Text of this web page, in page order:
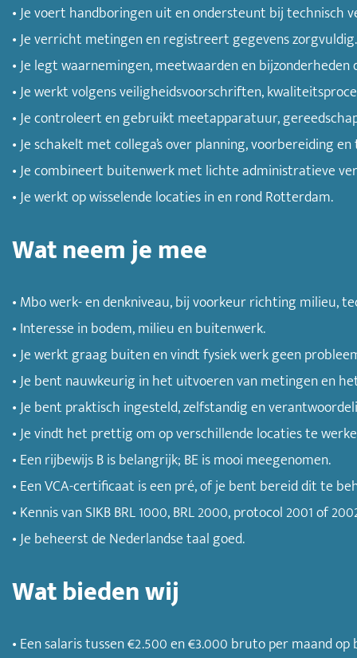
• Je voert handboringen uit en ondersteunt bij technisch
• Je verricht metingen en registreert gegevens zorgvuldig.
• Je legt waarnemingen, meetwaarden en
• Je werkt volgens veiligheidsvoorschriften,
• Je controleert en gebruikt meetapparatuur,
• Je schakelt met collega’s over planning, voorbereiding
• Je combineert buitenwerk met lichte administratieve
• Je werkt op wisselende locaties in en rond Rotterdam.
Wat neem je mee
• Mbo werk- en denkniveau, bij voorkeur richting milieu,
• Interesse in bodem, milieu en buitenwerk.
• Je werkt graag buiten en vindt fysiek werk geen
• Je bent nauwkeurig in het uitvoeren van metingen en
• Je bent praktisch ingesteld, zelfstandig en
• Je vindt het prettig om op verschillende locaties te
• Een rijbewijs B is belangrijk; BE is mooi meegenomen.
• Een VCA-certificaat is een pré, of je bent bereid dit te
• Kennis van SIKB BRL 1000, BRL 2000, protocol 2001 of
• Je beheerst de Nederlandse taal goed.
Wat bieden wij
• Een salaris tussen €2.500 en €3.000 bruto per maand